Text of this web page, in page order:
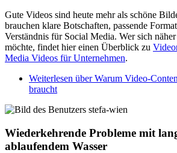
Gute Videos sind heute mehr als schöne
brauchen klare Botschaften, passende
Verständnis für Social Media. Wer sich
möchte, findet hier einen Überblick zu
Media Videos für Unternehmen.
Weiterlesen über Warum Video-
braucht
Wiederkehrende Probleme mit
ablaufendem Wasser